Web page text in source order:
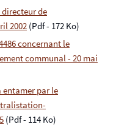
de
2002 (Pdf - 172 Ko)
concernant le
communal - 20 mai
par le
(Pdf - 114 Ko)